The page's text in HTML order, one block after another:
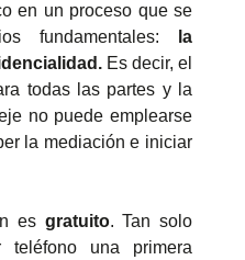
en un proceso que se
fundamentales:
la
Es decir, el
todas las partes y la
no puede emplearse
la mediación e iniciar
esgratuito. Tan solo
teléfono una primera